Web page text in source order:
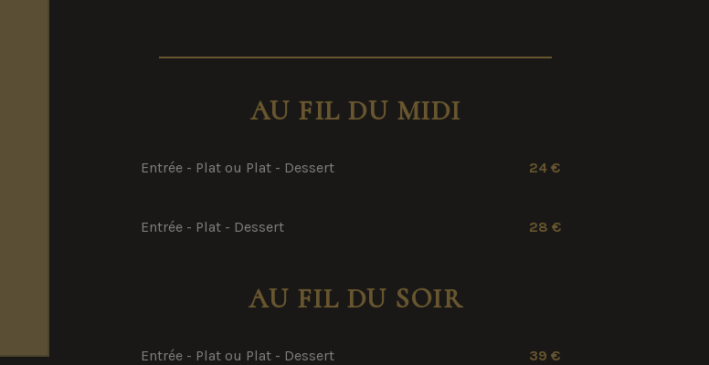
AU FIL DU MIDI
Entrée - Plat ou Plat - Dessert 24 €
Entrée - Plat - Dessert 28 €
AU FIL DU SOIR
Entrée - Plat ou Plat - Dessert 39 €